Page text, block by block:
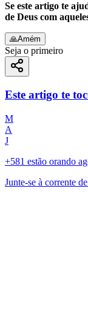
Se este artigo te
de Deus com
🙏Amém
Seja o primeiro
Este artigo te
M
A
J
+581 estão orando
Junte-se à corrente